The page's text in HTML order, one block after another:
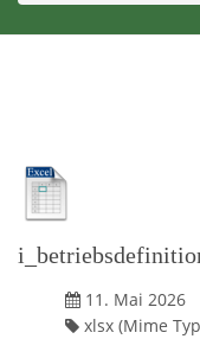
11. Mai 2026
xlsx (Mime